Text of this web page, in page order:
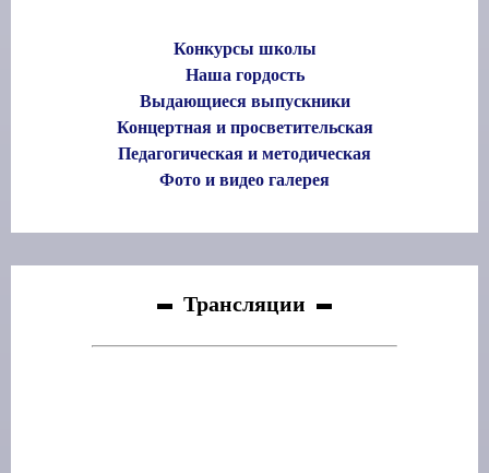
Конкурсы школы
Наша гордость
Выдающиеся выпускники
Концертная и просветительская
Педагогическая и методическая
Фото и видео галерея
Трансляции